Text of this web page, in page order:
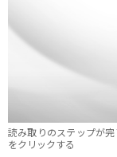
読み取りのステップが
をクリックする